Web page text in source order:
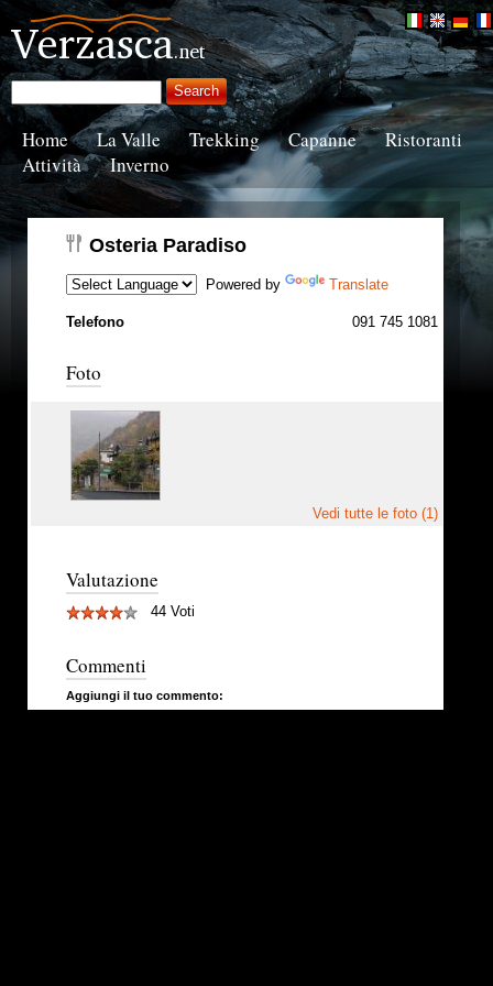
Home La Valle Trekking Capanne
Ristoranti
Attività
Inverno
Osteria Paradiso
Powered by Translate
Telefono 091 745 1081
Foto
Vedi tutte le foto (1)
Valutazione
44 Voti
Commenti
Aggiungi il tuo commento: